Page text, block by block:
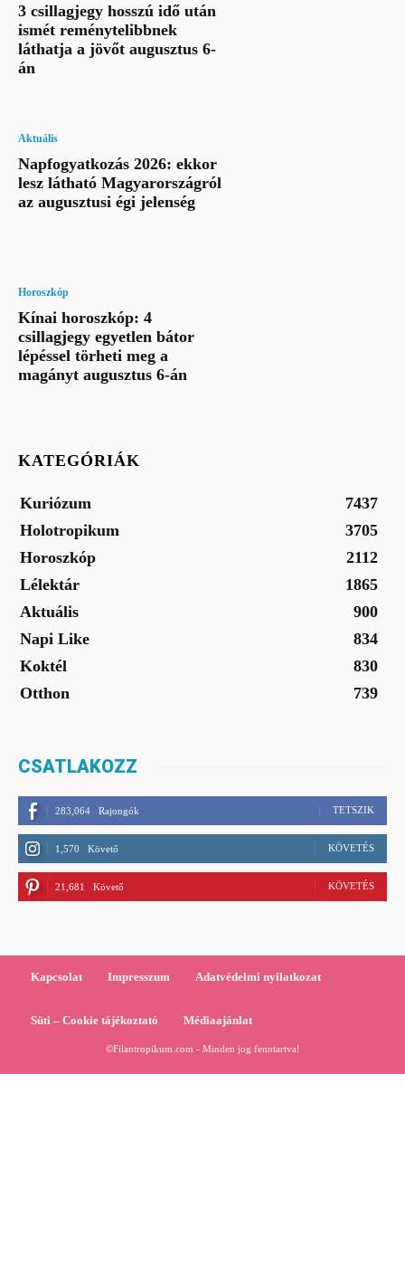
3 csillagjegy hosszú idő után
ismét reménytelibbnek
láthatja a jövőt augusztus 6-
án
Aktuális
Napfogyatkozás 2026: ekkor
lesz látható Magyarországról
az augusztusi égi jelenség
Horoszkóp
Kínai horoszkóp: 4
csillagjegy egyetlen bátor
lépéssel törheti meg a
magányt augusztus 6-án
KATEGÓRIÁK
Kuriózum
7437
Holotropikum
3705
Horoszkóp
2112
Lélektár
1865
Aktuális
900
Napi Like
834
Koktél
830
Otthon
739
CSATLAKOZZ
283,064 Rajongók TETSZIK
1,570 Követő KÖVETÉS
21,681 Követő KÖVETÉS
Kapcsolat Impresszum Adatvédelmi nyilatkozat
Süti – Cookie tájékoztató Médiaajánlat
©Filantropikum.com - Minden jog fenntartva!